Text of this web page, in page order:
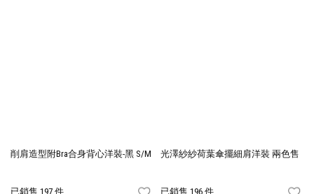
削肩造型附Bra合身背心洋裝-黑 S/M
已銷售 197 件
光澤紗紗荷葉傘擺細肩洋裝 兩色售
已銷售 196 件